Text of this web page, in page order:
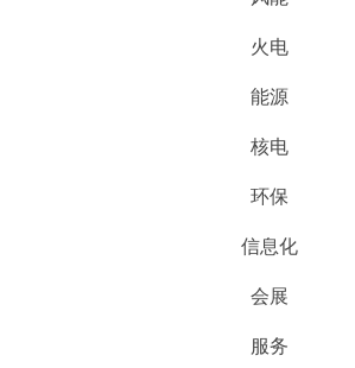
火电
能源
核电
环保
信息化
会展
服务